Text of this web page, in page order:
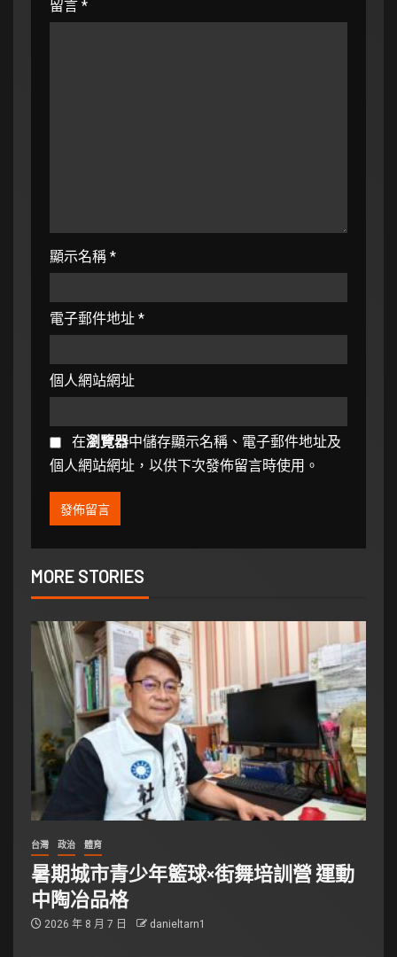
留言 *
顯示名稱 *
電子郵件地址 *
個人網站網址
在瀏覽器中儲存顯示名稱、電子郵件地址及
個人網站網址，以供下次發佈留言時使用。
MORE STORIES
台灣 政治 體育
暑期城市青少年籃球×街舞培訓營 運動
中陶冶品格
2026 年 8 月 7 日 danieltarn1